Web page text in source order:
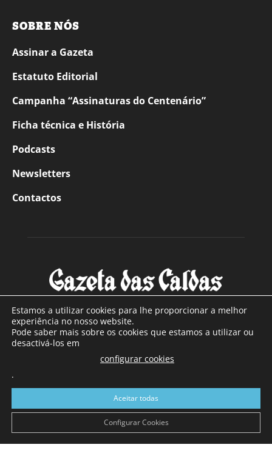
SOBRE NÓS
Assinar a Gazeta
Estatuto Editorial
Campanha “Assinaturas do Centenário”
Ficha técnica e História
Podcasts
Newsletters
Contactos
SOBRE NÓS
Com sede nas Caldas da Rainha e mais de 90 anos de
a sul de distrito de Leiria, com mais de 40.000 leitores por
toda a região Oeste. Jornal com distribuição em Portugal
Continental e assinatura online.
Estamos a utilizar cookies para lhe proporcionar a melhor
experiência no nosso website.
Pode saber mais sobre os cookies que estamos a utilizar ou
desactivá-los em
configurar cookies
.
Aceitar todas
Configurar Cookies